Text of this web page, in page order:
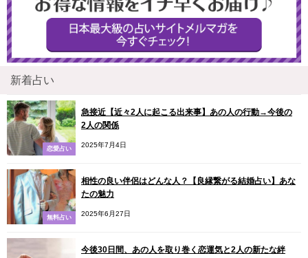
新着占い
恋愛占い
急接近【近々2人に起こる出来事】あの人の行動→今後の
2人の関係
2025年7月4日
無料占い
相性の良い伴侶はどんな人？【良縁繋がる結婚占い】あな
たの魅力
2025年6月27日
今後30日間、あの人を取り巻く恋運気と2人の新たな絆